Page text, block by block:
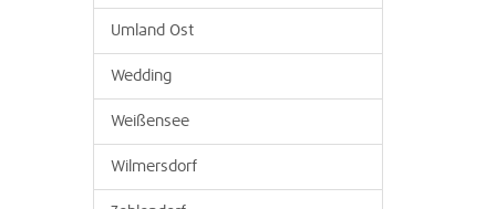
Umland Ost
Wedding
Weißensee
Wilmersdorf